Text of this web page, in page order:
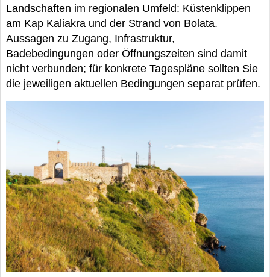
Landschaften im regionalen Umfeld: Küstenklippen
am Kap Kaliakra und der Strand von Bolata.
Aussagen zu Zugang, Infrastruktur,
Badebedingungen oder Öffnungszeiten sind damit
nicht verbunden; für konkrete Tagespläne sollten Sie
die jeweiligen aktuellen Bedingungen separat prüfen.